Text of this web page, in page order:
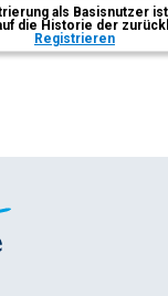
als Basisnutzer
die Historie der
Registrieren